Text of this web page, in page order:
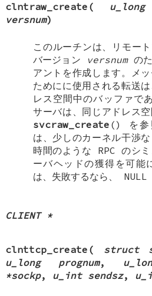
clntraw_create ( u_long
versnum)
このルーチンは、リモー
バージョン
versnumのた
アントを作成します。メ
ためにに使用される転送
レス空間中のバッファで
サーバは、同じアドレス空
svcraw_create () を参
は、少しのカーネル干渉
時間のような RPC のシ
ーバヘッドの獲得を可能
は、失敗するなら、 NULL
CLIENT *
clnttcp_create ( struct
u_long prognum,
*sockp, u_int sendsz,